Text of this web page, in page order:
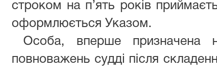
строком на п’ять років
оформлюється Указом.
Особа, вперше призначена
повноважень судді після